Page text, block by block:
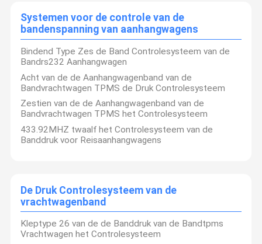
Systemen voor de controle van de
bandenspanning van aanhangwagens
Bindend Type Zes de Band Controlesysteem van de
Bandrs232 Aanhangwagen
Acht van de de Aanhangwagenband van de
Bandvrachtwagen TPMS de Druk Controlesysteem
Zestien van de de Aanhangwagenband van de
Bandvrachtwagen TPMS het Controlesysteem
433.92MHZ twaalf het Controlesysteem van de
Banddruk voor Reisaanhangwagens
De Druk Controlesysteem van de
vrachtwagenband
Kleptype 26 van de de Banddruk van de Bandtpms
Vrachtwagen het Controlesysteem